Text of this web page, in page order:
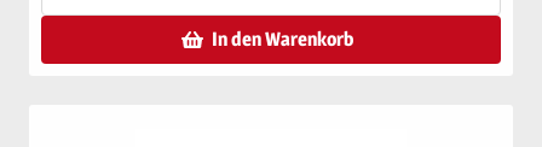
In den Warenkorb